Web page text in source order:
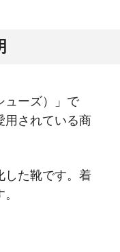
ューズ）」で
用されている商
した靴です。着